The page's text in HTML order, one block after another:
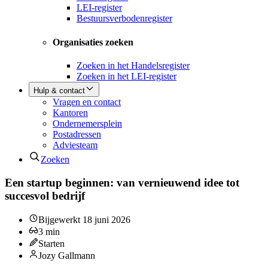
LEI-register
Bestuursverbodenregister
Organisaties zoeken
Zoeken in het Handelsregister
Zoeken in het LEI-register
Hulp & contact
Vragen en contact
Kantoren
Ondernemersplein
Postadressen
Adviesteam
Zoeken
Een startup beginnen: van vernieuwend idee tot
succesvol bedrijf
Bijgewerkt 18 juni 2026
3 min
Starten
Jozy Gallmann